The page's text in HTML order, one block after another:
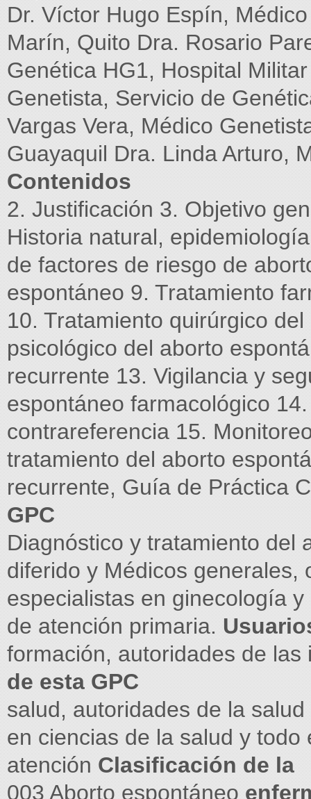
Dr. Víctor Hugo Espín,
Marín, Quito Dra. Rosario
Genética HG1, Hospital
Genetista, Servicio de
Vargas Vera, Médico
Guayaquil Dra. Linda Arturo,
Contenidos
2. Justificación 3. Objetivo
Historia natural,
de factores de riesgo de
espontáneo 9. Tratamiento
10. Tratamiento quirúrgico
psicológico del aborto
recurrente 13. Vigilancia y
espontáneo farmacológico
contrareferencia 15.
tratamiento del aborto
recurrente, Guía de Práctica
GPC
Diagnóstico y tratamiento del
diferido y Médicos generales,
especialistas en ginecología
de atención primaria.
formación, autoridades de las
de esta GPC
salud, autoridades de la
en ciencias de la salud y
atención Clasificación de la
003 Aborto espontáneo